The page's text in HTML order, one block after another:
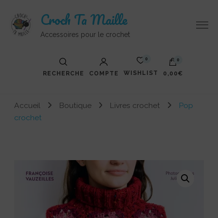
Croch Ta Maille
Accessoires pour le crochet
RECHERCHE COMPTE
0
WISHLIST
0
0,00€
Votre panier est vide.
Accueil Boutique Livres crochet
Pop
crochet